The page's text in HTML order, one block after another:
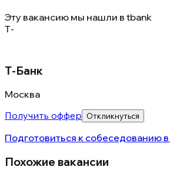
Эту вакансию мы нашли в tbank
Т-
Т-Банк
Москва
Получить оффер
Откликнуться
Подготовиться к собеседованию в
Похожие вакансии